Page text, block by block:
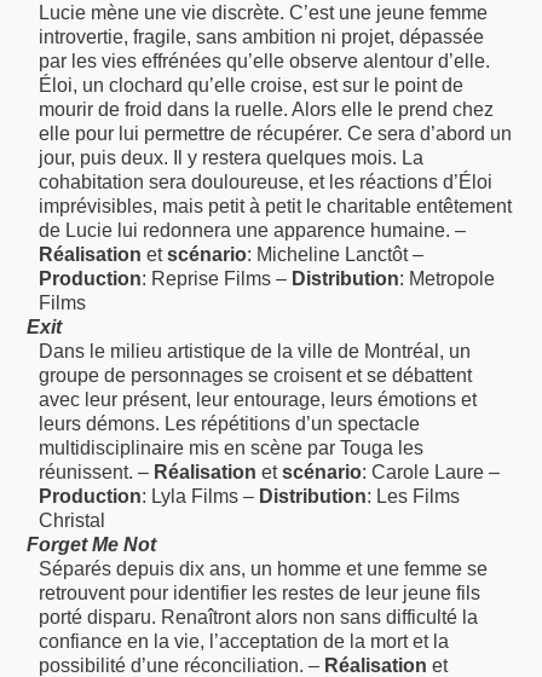
Lucie mène une vie discrète. C’est une jeune femme
introvertie, fragile, sans ambition ni projet, dépassée
par les vies effrénées qu’elle observe alentour d’elle.
Éloi, un clochard qu’elle croise, est sur le point de
mourir de froid dans la ruelle. Alors elle le prend chez
elle pour lui permettre de récupérer. Ce sera d’abord un
jour, puis deux. Il y restera quelques mois. La
cohabitation sera douloureuse, et les réactions d’Éloi
imprévisibles, mais petit à petit le charitable entêtement
de Lucie lui redonnera une apparence humaine. –
Réalisation etscénario: Micheline Lanctôt –
Production: Reprise Films – Distribution: Metropole
Films
Exit
Dans le milieu artistique de la ville de Montréal, un
groupe de personnages se croisent et se débattent
avec leur présent, leur entourage, leurs émotions et
leurs démons. Les répétitions d’un spectacle
multidisciplinaire mis en scène par Touga les
réunissent. – Réalisation etscénario: Carole Laure –
Production: Lyla Films – Distribution: Les Films
Christal
Forget Me Not
Séparés depuis dix ans, un homme et une femme se
retrouvent pour identifier les restes de leur jeune fils
porté disparu. Renaîtront alors non sans difficulté la
confiance en la vie, l’acceptation de la mort et la
possibilité d’une réconciliation. – Réalisation et